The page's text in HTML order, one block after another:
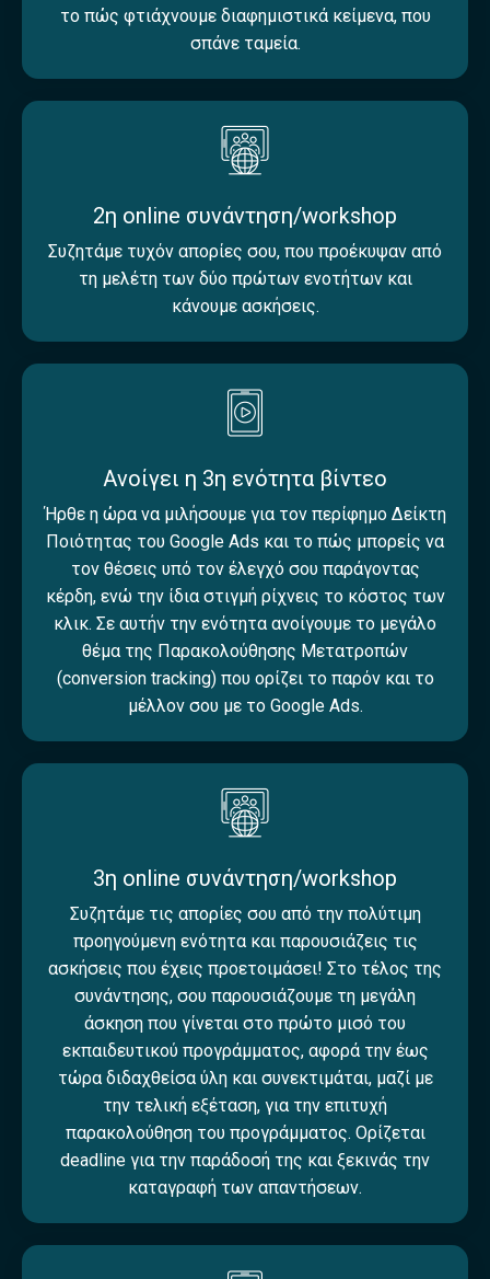
το πώς φτιάχνουμε διαφημιστικά κείμενα, που
σπάνε ταμεία.
2η online συνάντηση/workshop
Συζητάμε τυχόν απορίες σου, που προέκυψαν από
τη μελέτη των δύο πρώτων ενοτήτων και
κάνουμε ασκήσεις.
Ανοίγει η 3η ενότητα βίντεο
Ήρθε η ώρα να μιλήσουμε για τον περίφημο Δείκτη
Ποιότητας του Google Ads και το πώς μπορείς να
τον θέσεις υπό τον έλεγχό σου παράγοντας
κέρδη, ενώ την ίδια στιγμή ρίχνεις το κόστος των
κλικ. Σε αυτήν την ενότητα ανοίγουμε το μεγάλο
θέμα της Παρακολούθησης Μετατροπών
(conversion tracking) που ορίζει το παρόν και το
μέλλον σου με το Google Ads.
3η online συνάντηση/workshop
Συζητάμε τις απορίες σου από την πολύτιμη
προηγούμενη ενότητα και παρουσιάζεις τις
ασκήσεις που έχεις προετοιμάσει! Στο τέλος της
συνάντησης, σου παρουσιάζουμε τη μεγάλη
άσκηση που γίνεται στο πρώτο μισό του
εκπαιδευτικού προγράμματος, αφορά την έως
τώρα διδαχθείσα ύλη και συνεκτιμάται, μαζί με
την τελική εξέταση, για την επιτυχή
παρακολούθηση του προγράμματος. Ορίζεται
deadline για την παράδοσή της και ξεκινάς την
καταγραφή των απαντήσεων.